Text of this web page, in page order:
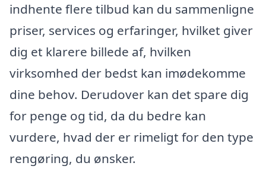
indhente flere tilbud kan du sammenligne
priser, services og erfaringer, hvilket giver
dig et klarere billede af, hvilken
virksomhed der bedst kan imødekomme
dine behov. Derudover kan det spare dig
for penge og tid, da du bedre kan
vurdere, hvad der er rimeligt for den type
rengøring, du ønsker.